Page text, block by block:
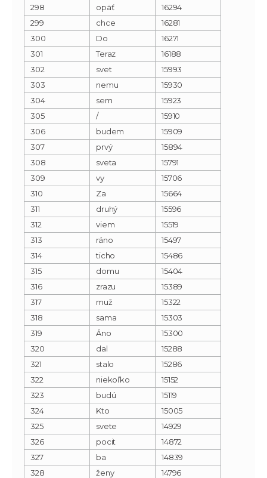
298 opäť
16294
299
chce
16281
300
Do
16271
301
Teraz
16188
302
svet
15993
303
nemu
15930
304
sem
15923
305
/
15910
306
budem
15909
307
prvý
15894
308
sveta
15791
309
vy
15706
310
Za
15664
311
druhý
15596
312
viem
15519
313
ráno
15497
314
ticho
15486
315
domu
15404
316
zrazu
15389
317
muž
15322
318
sama
15303
319
Áno
15300
320
dal
15288
321
stalo
15286
322
niekoľko
15152
323
budú
15119
324
Kto
15005
325
svete
14929
326
pocit
14872
327
ba
14839
328
ženy
14796